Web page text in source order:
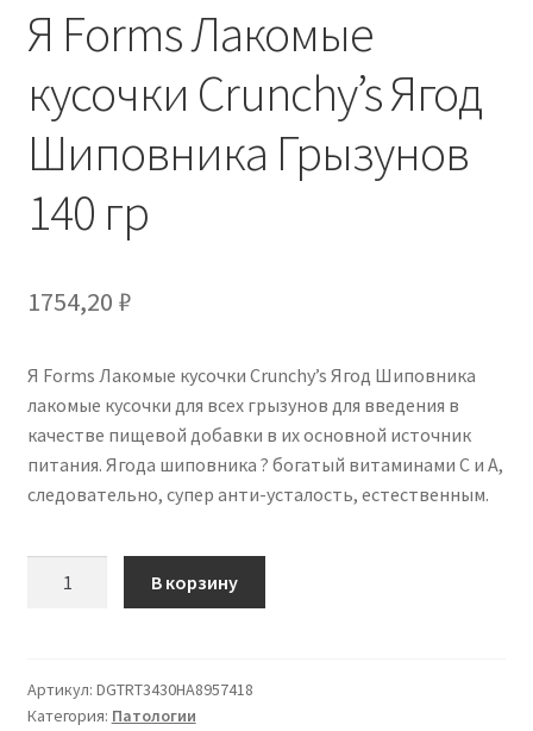
Я Forms Лакомые
кусочки Crunchy’s Ягод
Шиповника Грызунов
140 гр
1754,20 ₽
Я Forms Лакомые кусочки Crunchy’s Ягод Шиповника
лакомые кусочки для всех грызунов для введения в
качестве пищевой добавки в их основной источник
питания. Ягода шиповника ? богатый витаминами C и A,
следовательно, супер анти-усталость, естественным.
Лакомые
кусочки
В корзину
Артикул: DGTRT3430HA8957418
Категория: Патологии